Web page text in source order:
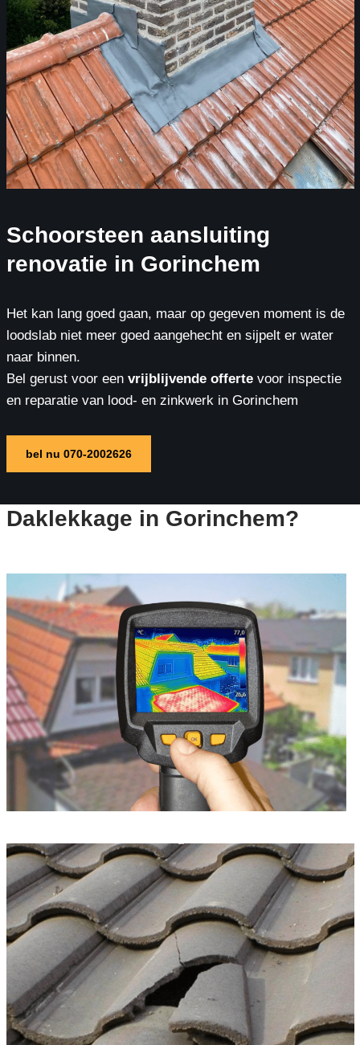
Schoorsteen aansluiting
renovatie in Gorinchem
Het kan lang goed gaan, maar op gegeven moment is de
loodslab niet meer goed aangehecht en sijpelt er water
naar binnen.
Bel gerust voor eenvrijblijvende offertevoor inspectie
en reparatie van lood- en zinkwerk in Gorinchem
bel nu 070-2002626
Daklekkage in Gorinchem?